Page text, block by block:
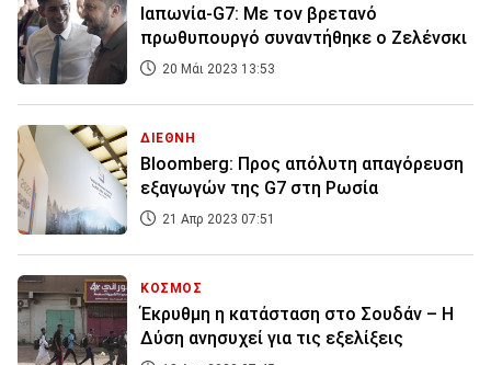
Ιαπωνία-G7: Με τον βρετανό
πρωθυπουργό συναντήθηκε ο Ζελένσκι
20 Μάι 2023 13:53
ΔΙΕΘΝΗ
Bloomberg: Προς απόλυτη απαγόρευση
εξαγωγών της G7 στη Ρωσία
21 Απρ 2023 07:51
ΚΟΣΜΟΣ
Έκρυθμη η κατάσταση στο Σουδάν – Η
Δύση ανησυχεί για τις εξελίξεις